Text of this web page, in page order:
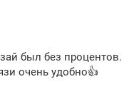
был без процентов.
очень удобно👍